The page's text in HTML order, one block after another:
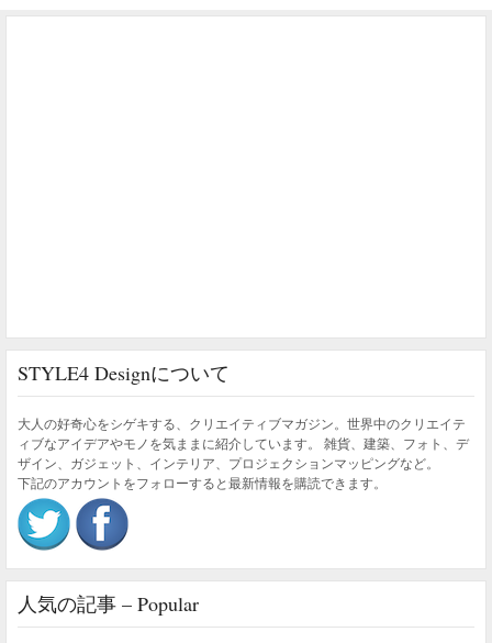
STYLE4 Designについて
大人の好奇心をシゲキする、クリエイティブマガジン。世界中のクリエイテ
ィブなアイデアやモノを気ままに紹介しています。 雑貨、建築、フォト、デ
ザイン、ガジェット、インテリア、プロジェクションマッピングなど。
下記のアカウントをフォローすると最新情報を購読できます。
人気の記事 – Popular